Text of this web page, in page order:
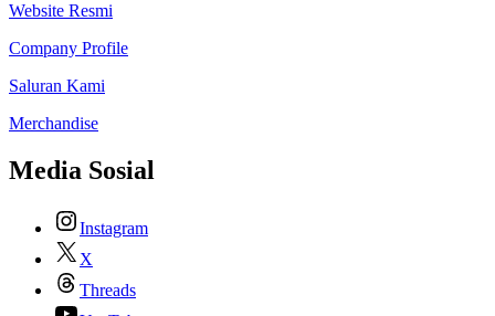
Website Resmi
Company Profile
Saluran Kami
Merchandise
Media Sosial
Instagram
X
Threads